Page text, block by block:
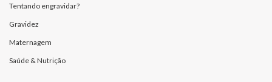
Tentando engravidar?
Gravidez
Maternagem
Saúde & Nutrição